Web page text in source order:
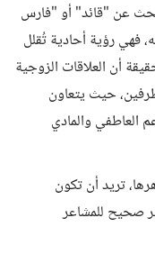
تبحث عن "قائد" أو "فارس
رؤية أحادية تُقلل
أن العلاقات الزوجية
حيث يتعاون
العاطفي والمادي
تريد أن تكون
صحيح للمشاعر